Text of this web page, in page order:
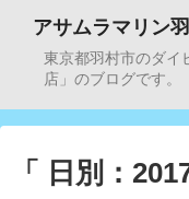
アサムラマリン
東京都羽村市のダイ
店」のブログです。
「 日別：